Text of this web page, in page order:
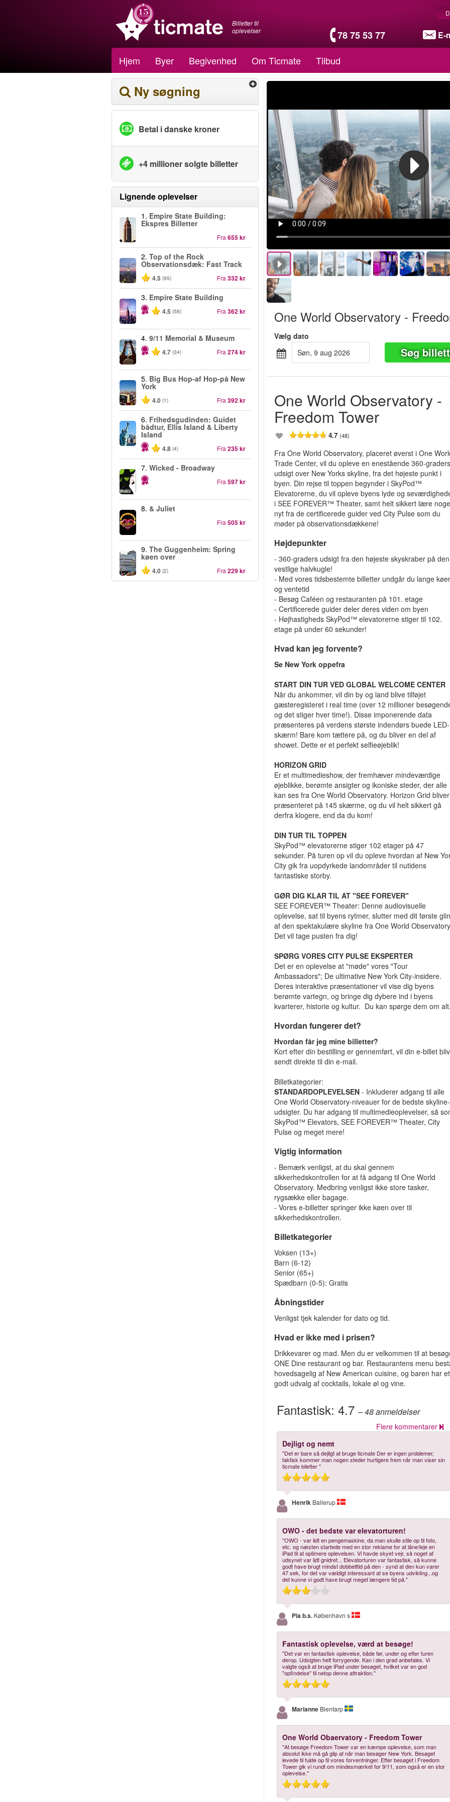
Billetter til
oplevelser
78 75 53 77 E-
Hjem Byer Begivenhed Om Ticmate Tilbud
Ny søgning
Betal i danske kroner
+4 millioner solgte billetter
Lignende oplevelser
1. Empire State Building:
Ekspres Billetter
Fra 655 kr
2. Top of the Rock
Observationsdæk: Fast Track
4.5 (95) Fra 332 kr
3. Empire State Building
4.5 (58) Fra 362 kr
4. 9/11 Memorial & Museum
4.7 (34) Fra 274 kr
5. Big Bus Hop-af Hop-på New
York
4.0 (1) Fra 392 kr
6. Frihedsgudinden: Guidet
bådtur, Ellis Island & Liberty
Island
4.8 (4) Fra 235 kr
7. Wicked - Broadway
Fra 597 kr
8. & Juliet
Fra 505 kr
9. The Guggenheim: Spring
køen over
4.0 (2) Fra 229 kr
One World Observatory -
Vælg dato
søn, 9 aug 2026
Søg
One World Observatory -
Freedom Tower
4.7(48)
Fra One World Observatory, placeret øverst i One
Trade Center, vil du opleve en enestående 360-graders
udsigt over New Yorks skyline, fra det højeste punkt i
byen. Din rejse til toppen begynder i SkyPod™
Elevatorerne, du vil opleve byens lyde og
i SEE FOREVER™ Theater, samt helt sikkert lære
nyt fra de certificerede guider ved City Pulse som du
møder på observationsdækkene!
Højdepunkter
- 360-graders udsigt fra den højeste skyskraber på den
vestlige halvkugle!
- Med vores tidsbestemte billetter undgår du lange køer
og ventetid
- Besøg Caféen og restauranten på 101. etage
- Certificerede guider deler deres viden om byen
- Højhastigheds SkyPod™ elevatorerne stiger til 102.
etage på under 60 sekunder!
Hvad kan jeg forvente?
Se New York oppefra
START DIN TUR VED GLOBAL WELCOME CENTER
Når du ankommer, vil din by og land blive tilføjet
gæsteregisteret i real time (over 12 millioner
og det stiger hver time!). Disse imponerende data
præsenteres på verdens største indendørs buede LED-
skærm! Bare kom tættere på, og du bliver en del af
showet. Dette er et perfekt selfieøjeblik!
HORIZON GRID
Er et multimedieshow, der fremhæver mindeværdige
øjeblikke, berømte ansigter og ikoniske steder, der alle
kan ses fra One World Observatory. Horizon Grid bliver
præsenteret på 145 skærme, og du vil helt sikkert gå
derfra klogere, end da du kom!
DIN TUR TIL TOPPEN
SkyPod™ elevatorerne stiger 102 etager på 47
sekunder. På turen op vil du opleve hvordan af New
City gik fra uopdyrkede landområder til nutidens
fantastiske storby.
GØR DIG KLAR TIL AT "SEE FOREVER"
SEE FOREVER™ Theater: Denne audiovisuelle
oplevelse, sat til byens rytmer, slutter med dit første
af den spektakulære skyline fra One World
Det vil tage pusten fra dig!
SPØRG VORES CITY PULSE EKSPERTER
Det er en oplevelse at "møde" vores "Tour
Ambassadors"; De ultimative New York City-insidere.
Deres interaktive præsentationer vil vise dig byens
berømte vartegn, og bringe dig dybere ind i byens
kvarterer, historie og kultur. Du kan spørge dem om alt.
Hvordan fungerer det?
Hvordan får jeg mine billetter?
Kort efter din bestilling er gennemført, vil din e-billet
sendt direkte til din e-mail.
Billetkategorier:
STANDARDOPLEVELSEN - Inkluderer adgang til alle
One World Observatory-niveauer for de bedste skyline-
udsigter. Du har adgang til multimedieoplevelser, så
SkyPod™ Elevators, SEE FOREVER™ Theater, City
Pulse og meget mere!
Vigtig information
- Bemærk venligst, at du skal gennem
sikkerhedskontrollen for at få adgang til One World
Observatory. Medbring venligst ikke store tasker,
rygsække eller bagage.
- Vores e-billetter springer ikke køen over til
sikkerhedskontrollen.
Billetkategorier
Voksen (13+)
Barn (6-12)
Senior (65+)
Spædbarn (0-5): Gratis
Åbningstider
Venligst tjek kalender for dato og tid.
Hvad er ikke med i prisen?
Drikkevarer og mad. Men du er velkommen til at
ONE Dine restaurant og bar. Restaurantens menu
hovedsagelig af New American cuisine, og baren har et
godt udvalg af cocktails, lokale øl og vine.
Fantastisk:4.7– 48anmeldelser
Flere kommentarer
Dejligt og nemt
"Det er bare så dejligt at bruge ticmate Der er ingen problemer,
faktisk kommer man nogen steder hurtigere frem når man viser sin
ticmate biletter "
Henrik Ballerup
OWO - det bedste var elevatorturen!
"OWO - var lidt en pengemaskine, da man skulle stile op til foto,
etc. og næsten startede med en stor reklame for at låne/leje en
iPad til at optimere oplevelsen. Vi havde skyet vejr, så noget af
udsynet var lidt gnidret... Elevatorturen var fantastisk, så kunne
godt have brugt mindst dobbelttid på den - synd at den kun varer
47 sek, for det var vældigt interessant at se byens udvikling...og
det kunne vi godt have brugt meget længere tid på."
Pia b.s. København s
Fantastisk oplevelse, værd at besøge!
"Det var en fantastisk oplevelse, både før, under og efter turen
derop. Udsigten helt forrygende. Kan i den grad anbefales. Vi
valgte også at bruge iPad under besøget, hvilket var en god
"opfindelse" til netop denne attraktion."
Marianne Blentarp
One World Obaervatory - Freedom Tower
"At besøge Freedom Tower var en kæmpe oplevelse, som man
absolut ikke må gå glip af når man besøger New York. Besøget
levede til fulde op til vores forventninger. Efter besøget i Freedom
Tower gik vi rundt om mindesmærket for 9/11, som også er en stor
oplevelse."